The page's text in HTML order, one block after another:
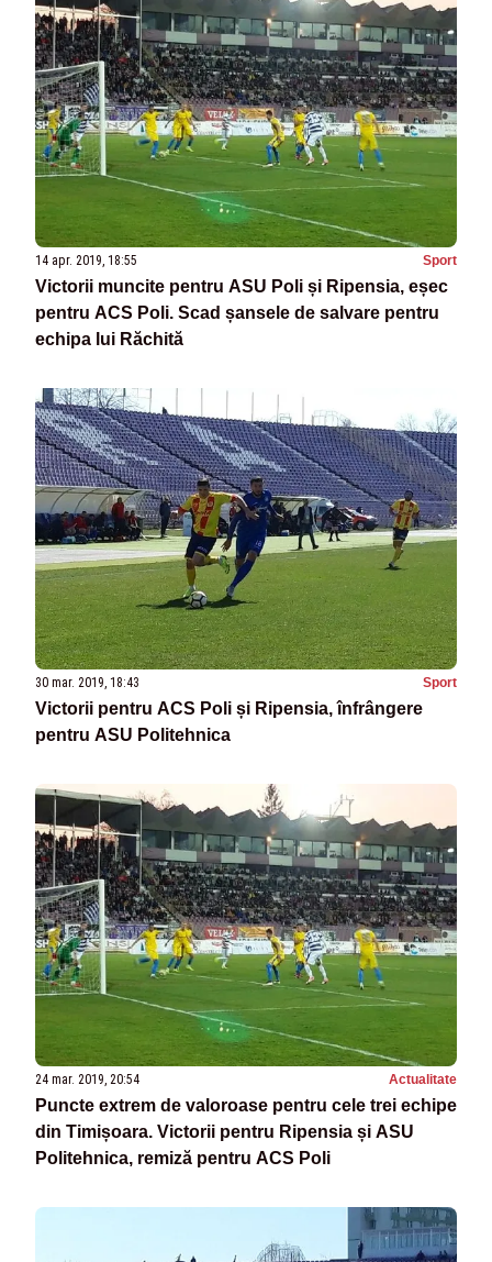
14 apr. 2019, 18:55 Sport
Victorii muncite pentru ASU Poli și Ripensia, eșec
pentru ACS Poli. Scad șansele de salvare pentru
echipa lui Răchită
30 mar. 2019, 18:43 Sport
Victorii pentru ACS Poli și Ripensia, înfrângere
pentru ASU Politehnica
24 mar. 2019, 20:54 Actualitate
Puncte extrem de valoroase pentru cele trei echipe
din Timișoara. Victorii pentru Ripensia și ASU
Politehnica, remiză pentru ACS Poli